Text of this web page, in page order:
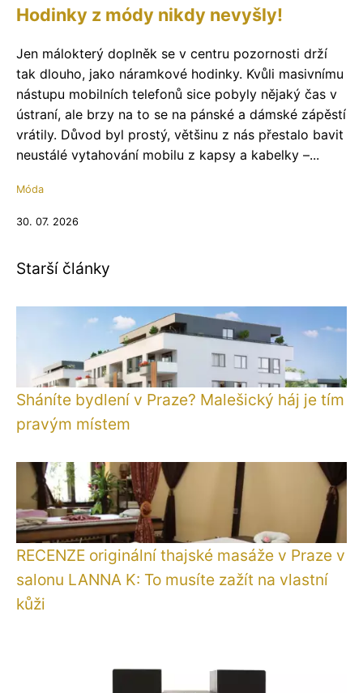
Hodinky z módy nikdy nevyšly!
Jen málokterý doplněk se v centru pozornosti drží
tak dlouho, jako náramkové hodinky. Kvůli masivnímu
nástupu mobilních telefonů sice pobyly nějaký čas v
ústraní, ale brzy na to se na pánské a dámské zápěstí
vrátily. Důvod byl prostý, většinu z nás přestalo bavit
neustálé vytahování mobilu z kapsy a kabelky –...
Móda
30. 07. 2026
Starší články
Sháníte bydlení v Praze? Malešický háj je tím
pravým místem
RECENZE originální thajské masáže v Praze v
salonu LANNA K: To musíte zažít na vlastní
kůži